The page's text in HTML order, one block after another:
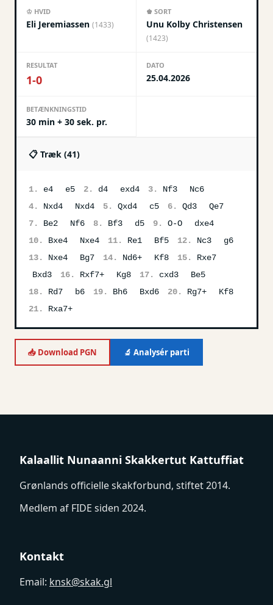
♔ HVID
Eli Jeremiassen (1433)
♚ SORT
Unu Kolby Christensen
(1423)
RESULTAT
1-0
DATO
25.04.2026
BETÆNKNINGSTID
30 min + 30 sek. pr.
📋 Træk (41)
1. e4 e5 2. d4 exd4 3. Nf3
Nc6
4.
Nxd4 Nxd4 5. Qxd4 c5 6. Qd3
Qe7
7.
Be2 Nf6 8. Bf3 d5 9. O-O
dxe4
10.
Bxe4 Nxe4 11. Re1 Bf5 12. Nc3
g6
13.
Nxe4 Bg7 14. Nd6+ Kf8 15.
Rxe7
Bxd3
16. Rxf7+ Kg8 17. cxd3
Be5
18.
Rd7 b6 19. Bh6 Bxd6 20. Rg7+
Kf8
21.
Rxa7+
📥 Download PGN 🔬 Analysér parti
Kalaallit Nunaanni Skakkertut Kattuffiat
Grønlands officielle skakforbund, stiftet 2014.
Medlem af FIDE siden 2024.
Kontakt
Email: knsk@skak.gl